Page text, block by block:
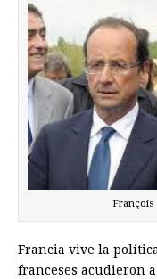
François
Francia vive la
franceses acudieron